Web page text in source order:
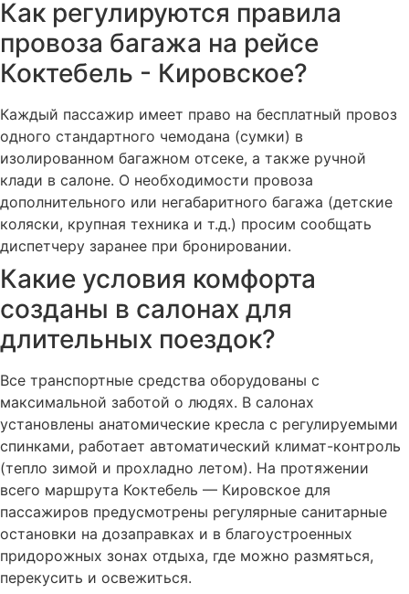
Как регулируются правила
провоза багажа на рейсе
Коктебель - Кировское?
Каждый пассажир имеет право на бесплатный провоз
одного стандартного чемодана (сумки) в
изолированном багажном отсеке, а также ручной
клади в салоне. О необходимости провоза
дополнительного или негабаритного багажа (детские
коляски, крупная техника и т.д.) просим сообщать
диспетчеру заранее при бронировании.
Какие условия комфорта
созданы в салонах для
длительных поездок?
Все транспортные средства оборудованы с
максимальной заботой о людях. В салонах
установлены анатомические кресла с регулируемыми
спинками, работает автоматический климат-контроль
(тепло зимой и прохладно летом). На протяжении
всего маршрута Коктебель — Кировское для
пассажиров предусмотрены регулярные санитарные
остановки на дозаправках и в благоустроенных
придорожных зонах отдыха, где можно размяться,
перекусить и освежиться.